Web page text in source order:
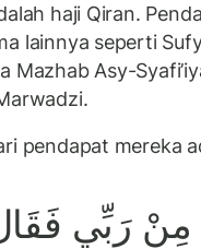
haji Qiran.
lainnya seperti
Mazhab Asy-
pendapat mereka
آتٍ مِنْ رَبِّي